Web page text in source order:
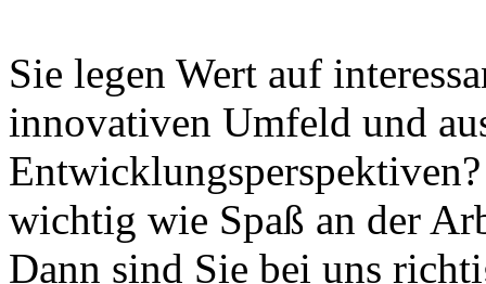
Sie legen Wert auf
innovativen Umfeld und
wichtig wie Spaß an der
Dann sind Sie bei uns